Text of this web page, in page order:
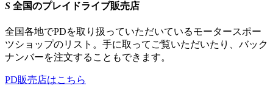
S 全国のプレイドライブ販売店
全国各地でPDを取り扱っていただいているモータースポー
ツショップのリスト。手に取ってご覧いただいたり、バック
ナンバーを注文することもできます。
PD販売店はこちら